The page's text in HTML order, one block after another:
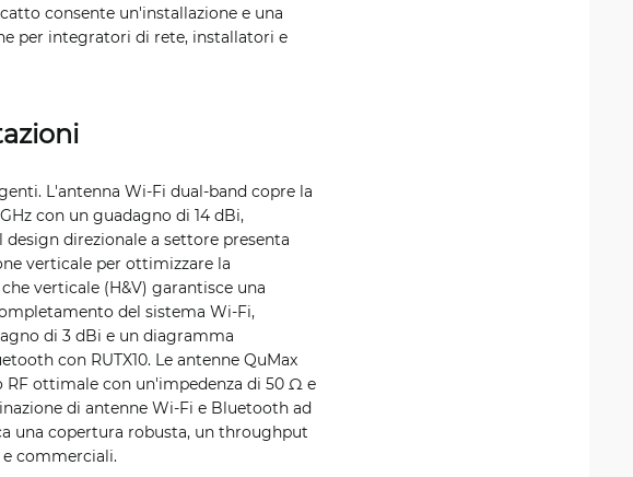
consente un'installazione e una
per integratori di rete, installatori e
L'antenna Wi-Fi dual-band copre la
con un guadagno di 14 dBi,
direzionale a settore presenta
verticale per ottimizzare la
verticale (H&V) garantisce una
del sistema Wi-Fi,
di 3 dBi e un diagramma
con RUTX10. Le antenne QuMax
ottimale con un'impedenza di 50 Ω e
di antenne Wi-Fi e Bluetooth ad
una copertura robusta, un throughput
commerciali.